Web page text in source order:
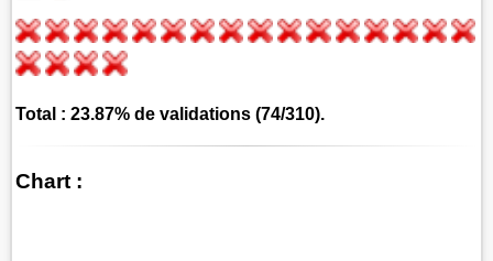
Total : 23.87% de validations (74/310).
Chart :